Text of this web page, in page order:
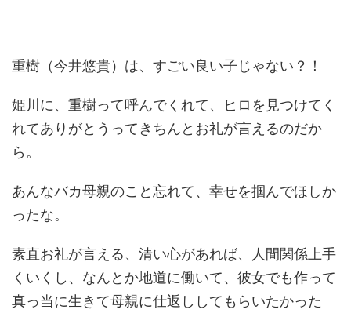
重樹（今井悠貴）は、すごい良い子じゃない？！
姫川に、重樹って呼んでくれて、ヒロを見つけてく
れてありがとうってきちんとお礼が言えるのだか
ら。
あんなバカ母親のこと忘れて、幸せを掴んでほしか
ったな。
素直お礼が言える、清い心があれば、人間関係上手
くいくし、なんとか地道に働いて、彼女でも作って
真っ当に生きて母親に仕返ししてもらいたかった